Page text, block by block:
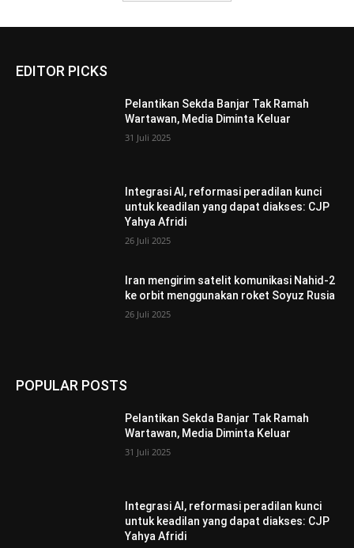
EDITOR PICKS
Pelantikan Sekda Banjar Tak Ramah
Wartawan, Media Diminta Keluar
31 Juli 2025
Integrasi AI, reformasi peradilan kunci
untuk keadilan yang dapat diakses: CJP
Yahya Afridi
26 Juli 2025
Iran mengirim satelit komunikasi Nahid-2
ke orbit menggunakan roket Soyuz Rusia
26 Juli 2025
POPULAR POSTS
Pelantikan Sekda Banjar Tak Ramah
Wartawan, Media Diminta Keluar
31 Juli 2025
Integrasi AI, reformasi peradilan kunci
untuk keadilan yang dapat diakses: CJP
Yahya Afridi